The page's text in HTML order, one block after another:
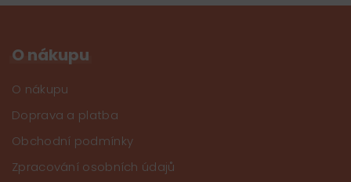
O nákupu
O nákupu
Doprava a platba
Obchodní podmínky
Zpracování osobních údajů